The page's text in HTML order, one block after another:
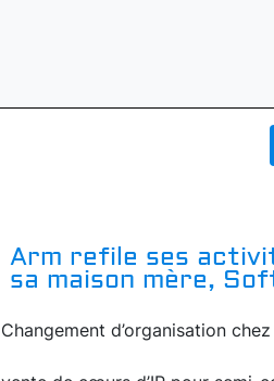
Arm refile ses
sa maison mère,
Changement d’organisation